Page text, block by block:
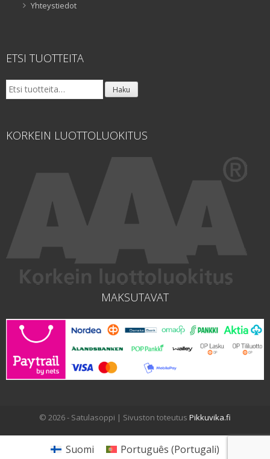
Yhteystiedot
ETSI TUOTTEITA
Etsi: Haku
KORKEIN LUOTTOLUOKITUS
MAKSUTAVAT
© 2026 - Satulasoppi | Sivuston toteutus Pikkuvika.fi
Suomi Português (Portugali)